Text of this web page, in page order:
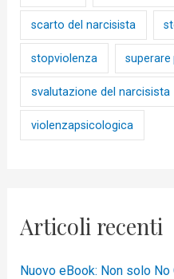
scarto del narcisista
stopviolenza superare
svalutazione del narcisista
violenzapsicologica
Articoli recenti
Nuovo eBook: Non solo No